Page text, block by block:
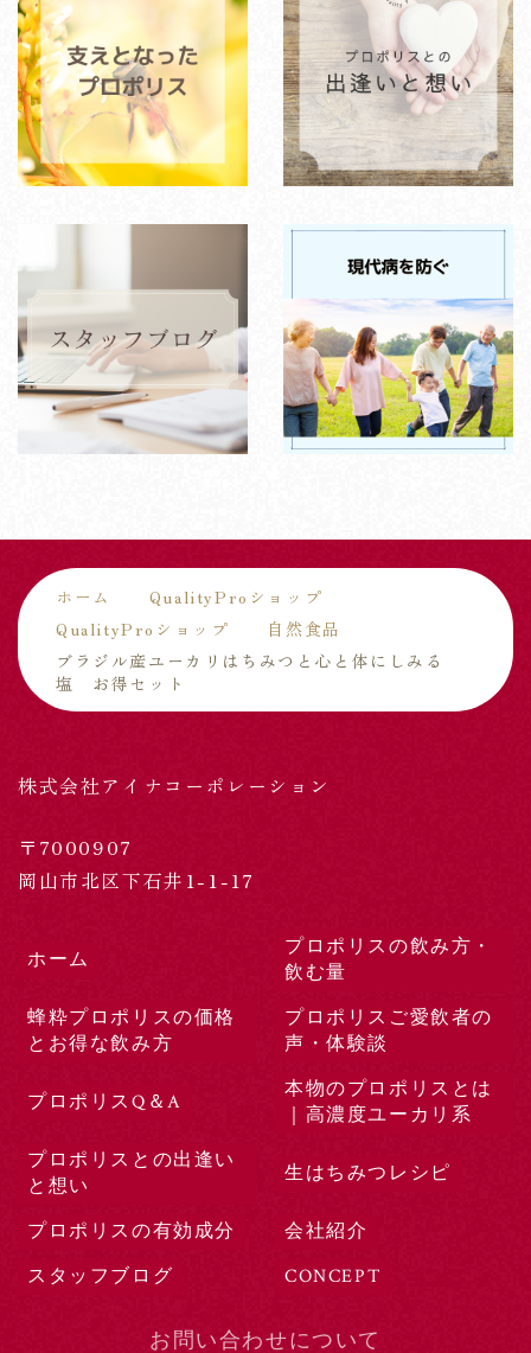
ホーム
QualityProショップ
QualityProショップ
自然食品
ブラジル産ユーカリはちみつと心と体にしみる
塩 お得セット
株式会社アイナコーポレーション
〒7000907
岡山市北区下石井1-1-17
ホーム
プロポリスの飲み方・
飲む量
蜂粋プロポリスの価格
とお得な飲み方
プロポリスご愛飲者の
声・体験談
プロポリスQ＆A
本物のプロポリスとは
｜高濃度ユーカリ系
プロポリスとの出逢い
と想い
生はちみつレシピ
プロポリスの有効成分
会社紹介
スタッフブログ
CONCEPT
お問い合わせについて